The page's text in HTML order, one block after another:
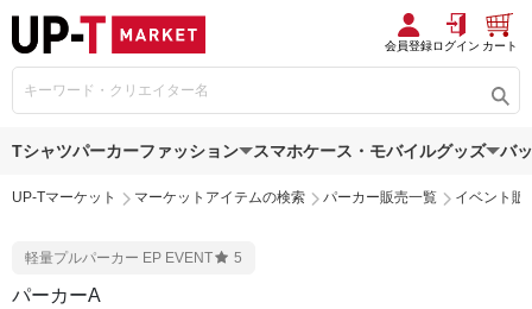
会員登録ログイン カート
Tシャツパーカーファッション スマホケース・モバイルグッズ バ
UP-Tマーケット マーケットアイテムの検索 パーカー販売一覧 イベント販
軽量プルパーカー EP EVENT 5
パーカーA